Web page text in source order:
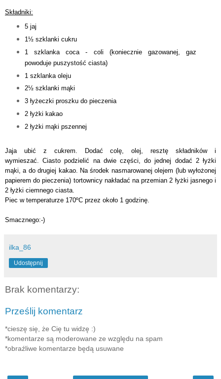
Składniki:
5 jaj
1½ szklanki cukru
1 szklanka coca - coli (koniecznie gazowanej, gaz
powoduje puszystość ciasta)
1 szklanka oleju
2½ szklanki mąki
3 łyżeczki proszku do pieczenia
2 łyżki kakao
2 łyżki mąki pszennej
Jaja ubić z cukrem. Dodać colę, olej, resztę składników i
wymieszać. Ciasto podzielić na dwie części, do jednej dodać 2 łyżki
mąki, a do drugiej kakao. Na środek nasmarowanej olejem (lub wyłożonej
papierem do pieczenia) tortownicy nakładać na przemian 2 łyżki jasnego i
2 łyżki ciemnego ciasta.
Piec w temperaturze 170ºC przez około 1 godzinę.
Smacznego:-)
ilka_86
Udostępnij
Brak komentarzy:
Prześlij komentarz
*cieszę się, że Cię tu widzę :)
*komentarze są moderowane ze względu na spam
*obraźliwe komentarze będą usuwane